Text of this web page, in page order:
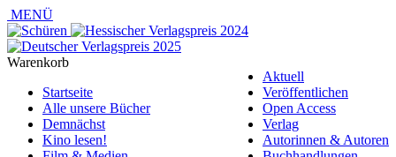
MENÜ
Aktuell
Veröffentlichen
Open Access
Verlag
Autorinnen & Autoren
Warenkorb
Startseite
Alle unsere Bücher
Demnächst
Kino lesen!